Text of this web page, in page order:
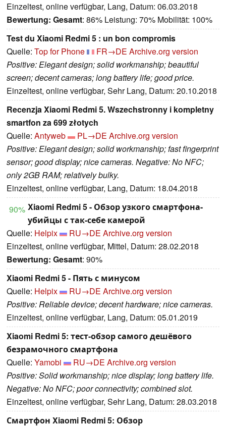
Einzeltest, online verfügbar, Lang, Datum: 06.03.2018
Bewertung: Gesamt: 86% Leistung: 70% Mobilität: 100%
Test du Xiaomi Redmi 5 : un bon compromis
Quelle: Top for Phone FR→DE Archive.org version
Positive: Elegant design; solid workmanship; beautiful
screen; decent cameras; long battery life; good price.
Einzeltest, online verfügbar, Sehr Lang, Datum: 20.10.2018
Recenzja Xiaomi Redmi 5. Wszechstronny i kompletny
smartfon za 699 złotych
Quelle: Antyweb PL→DE Archive.org version
Positive: Elegant design; solid workmanship; fast fingerprint
sensor; good display; nice cameras. Negative: No NFC;
only 2GB RAM; relatively bulky.
Einzeltest, online verfügbar, Lang, Datum: 18.04.2018
90% Xiaomi Redmi 5 - Обзор узкого смартфона-
убийцы с так-себе камерой
Quelle: Helpix RU→DE Archive.org version
Einzeltest, online verfügbar, Mittel, Datum: 28.02.2018
Bewertung: Gesamt: 90%
Xiaomi Redmi 5 - Пять с минусом
Quelle: Helpix RU→DE Archive.org version
Positive: Reliable device; decent hardware; nice cameras.
Einzeltest, online verfügbar, Lang, Datum: 05.01.2019
Xiaomi Redmi 5: тест-обзор самого дешёвого
безрамочного смартфона
Quelle: Yamobi RU→DE Archive.org version
Positive: Solid workmanship; nice display; long battery life.
Negative: No NFC; poor connectivity; combined slot.
Einzeltest, online verfügbar, Sehr Lang, Datum: 28.03.2018
Смартфон Xiaomi Redmi 5: Обзор